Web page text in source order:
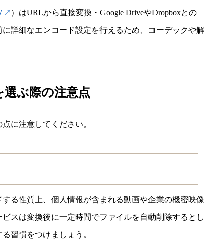
）はURLから直接変換・Google DriveやDropboxとの
詳細なエンコード設定を行えるため、コーデックや解
ぶ際の注意点
に注意してください。
る性質上、個人情報が含まれる動画や企業の機密映像
スは変換後に一定時間でファイルを自動削除するとし
習慣をつけましょう。